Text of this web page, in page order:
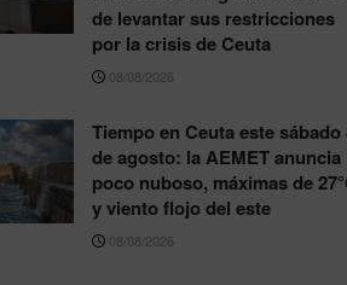
de levantar sus restricciones
por la crisis de Ceuta
08/08/2026
Tiempo en Ceuta este sábado
de agosto: la AEMET anuncia
poco nuboso, máximas de
y viento flojo del este
08/08/2026